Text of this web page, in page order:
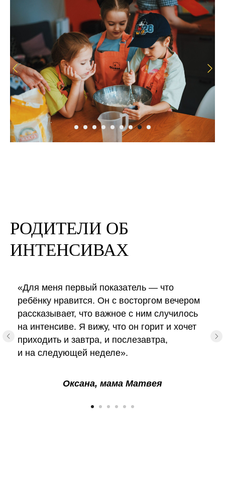
РОДИТЕЛИ ОБ
ИНТЕНСИВАХ
«Для меня первый показатель — что
ребёнку нравится. Он с восторгом вечером
рассказывает, что важное с ним случилось
на интенсиве. Я вижу, что он горит и хочет
приходить и завтра, и послезавтра,
и на следующей неделе».
Оксана, мама Матвея